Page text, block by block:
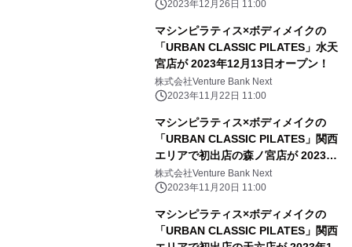
2023年12月26日 11:00
マシンピラティス×ボディメイクの
「URBAN CLASSIC PILATES」水天
宮店が 2023年12月13日オープン！
株式会社Venture Bank Next
2023年11月22日 11:00
マシンピラティス×ボディメイクの
「URBAN CLASSIC PILATES」関西
エリアで初出店の森ノ宮店が 2023年
12月8日オープン！
株式会社Venture Bank Next
2023年11月20日 11:00
マシンピラティス×ボディメイクの
「URBAN CLASSIC PILATES」関西